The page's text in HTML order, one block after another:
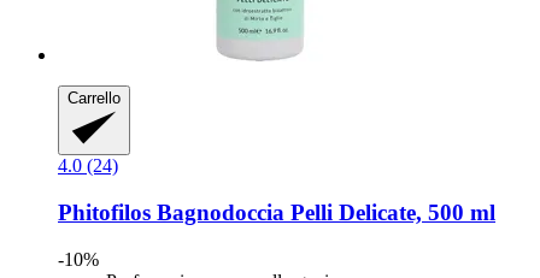
Carrello
4.0 (24)
Phitofilos Bagnodoccia Pelli Delicate, 500 ml
-10%